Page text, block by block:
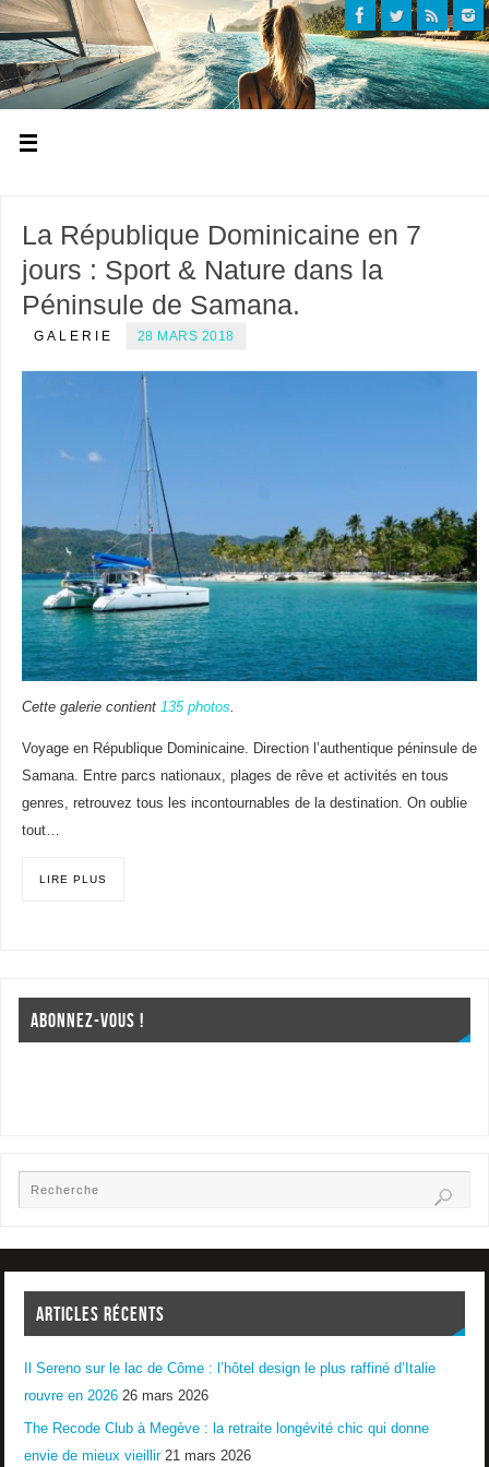
La République Dominicaine en 7
jours : Sport & Nature dans la
Péninsule de Samana.
GALERIE 28 MARS 2018
Cette galerie contient 135 photos
Voyage en République Dominicaine. Direction l’authentique péninsule de
Samana. Entre parcs nationaux, plages de rêve et activités en tous
genres, retrouvez tous les incontournables de la destination. On oublie
tout…
LIRE PLUS
ABONNEZ-VOUS !
ARTICLES RÉCENTS
Il Sereno sur le lac de Côme : l’hôtel design le plus raffiné d’Italie
rouvre en 2026 26 mars 2026
The Recode Club à Megève : la retraite longévité chic qui donne
envie de mieux vieillir 21 mars 2026